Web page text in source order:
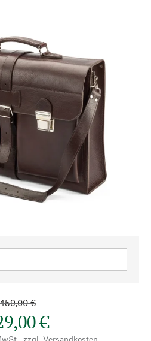
459,00 €
€
zzgl. Versandkosten